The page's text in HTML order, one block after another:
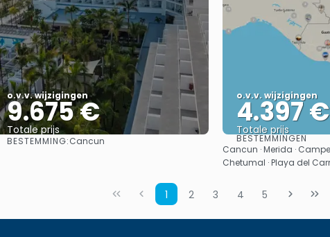
o.v.v. wijzigingen
9.675 €
Totale prijs
Bekijk
BESTEMMING:Cancun
o.v.v. wijzigingen
4.397 €
Totale prijs
BESTEMMINGEN
Cancun · Merida ·
Chetumal · Playa del
1 2 3 4 5